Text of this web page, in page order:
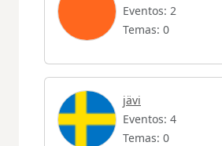
Eventos: 2
Temas: 0
jävi
Eventos: 4
Temas: 0